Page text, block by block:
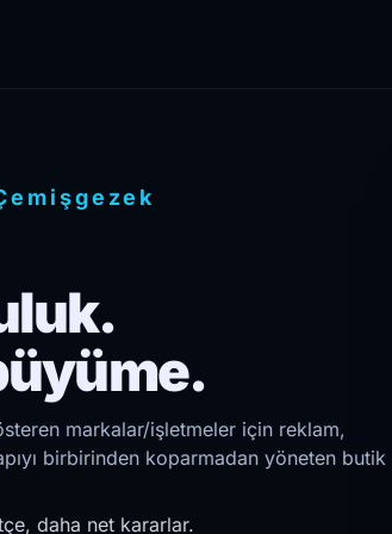
markalar/işletmeler için reklam,
birbirinden koparmadan yöneten butik
daha net kararlar.